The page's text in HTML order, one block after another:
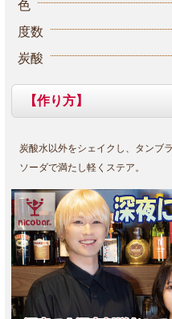
色
度数
炭酸
【作り方】
炭酸水以外をシェイクし、タンブラ
ソーダで満たし軽くステア。